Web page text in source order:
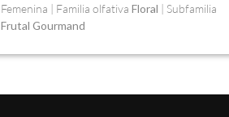
Femenina | Familia olfativaFloral | Subfamilia
Frutal Gourmand